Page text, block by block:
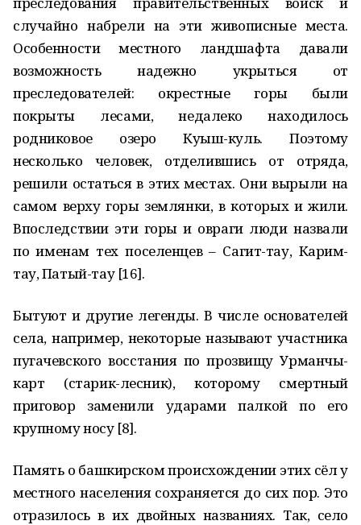
случайно набрели на эти живописные места.
Особенности местного ландшафта давали
возможность надежно укрыться от
преследователей: окрестные горы были
покрыты лесами, недалеко находилось
родниковое озеро Куыш-куль. Поэтому
несколько человек, отделившись от отряда,
решили остаться в этих местах. Они вырыли на
самом верху горы землянки, в которых и жили.
Впоследствии эти горы и овраги люди назвали
по именам тех поселенцев – Сагит-тау, Карим-
тау, Патый-тау [16].
Бытуют и другие легенды. В числе основателей
села, например, некоторые называют участника
пугачевского восстания по прозвищу Урманчы-
карт (старик-лесник), которому смертный
приговор заменили ударами палкой по его
крупному носу [8].
Память о башкирском происхождении этих сёл у
местного населения сохраняется до сих пор. Это
отразилось в их двойных названиях. Так, село